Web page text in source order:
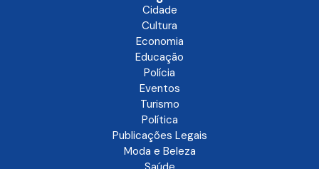
Cidade
Cultura
Economia
Educação
Polícia
Eventos
Turismo
Política
Publicações Legais
Moda e Beleza